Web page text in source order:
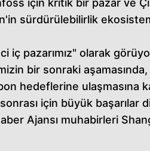
için kritik bir pazar ve
sürdürülebilirlik
iç pazarımız" olarak
bir sonraki
hedeflerine ulaşmasına
için büyük başarılar
Ajansı muhabirleri